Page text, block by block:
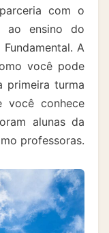
com o
ao ensino do
A
você pode
primeira turma
você conhece
alunas da
professoras.